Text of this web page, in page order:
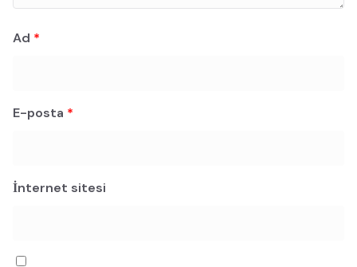
Ad *
E-posta *
İnternet sitesi